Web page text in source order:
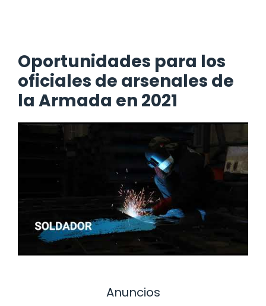
Oportunidades para los
oficiales de arsenales de
la Armada en 2021
Anuncios